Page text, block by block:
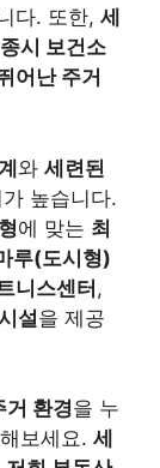
다. 또한, 세
시 보건소
어난 주거
와 세련된
높습니다.
에 맞는 최
루(도시형)
니스센터,
설을 제공
거 환경을 누
보세요. 세